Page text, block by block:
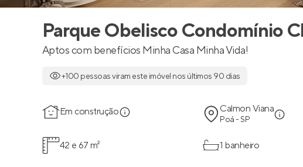
Parque Obelisco Condomínio
Aptos com benefícios Minha Casa Minha Vida!
+100 pessoas viram este imóvel nos últimos 90 dias
Em construção Calmon Viana
Poá - SP
42 e 67 m² 1 banheiro